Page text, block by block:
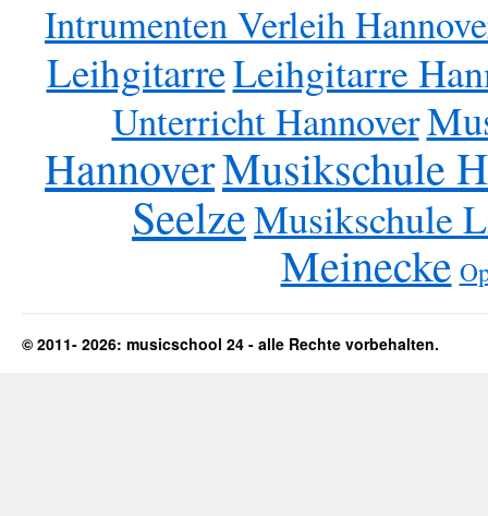
Intrumenten Verleih
LeihgitarreLeihgitarre
Unterricht Hannover
HannoverMusikschule
SeelzeMusikschule
Meinecke
© 2011- 2026: musicschool 24 - alle Rechte vorbehalten.